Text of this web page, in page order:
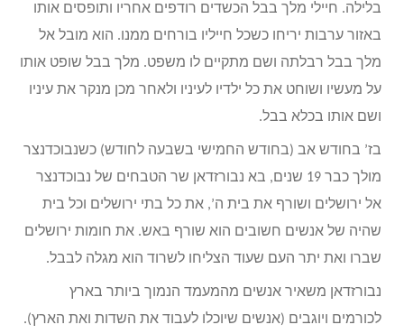
בלילה. חיילי מלך בבל הכשדים רודפים אחריו ותופסים אותו
באזור ערבות יריחו כשכל חייליו בורחים ממנו. הוא מובל אל
מלך בבל רבלתה ושם מתקיים לו משפט. מלך בבל שופט אותו
על מעשיו ושוחט את כל ילדיו לעיניו ולאחר מכן מנקר את עיניו
ושם אותו בכלא בבל.
בז’ בחודש אב (בחודש החמישי בשבעה לחודש) כשנבוכדנצר
מולך כבר 19 שנים, בא נבורזדאן שר הטבחים של נבוכדנצר
אל ירושלים ושורף את בית ה’, את כל בתי ירושלים וכל בית
שהיה של אנשים חשובים הוא שורף באש. את חומות ירושלים
שברו ואת יתר העם שעוד הצליחו לשרוד הוא מגלה לבבל.
נבורזדאן משאיר אנשים מהמעמד הנמוך ביותר בארץ
לכורמים ויוגבים (אנשים שיוכלו לעבוד את השדות ואת הארץ).